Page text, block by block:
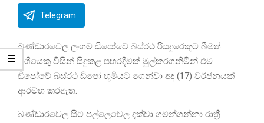
Telegram
බණ්ඩාරවෙල ලංගම ඩිපෝවේ බස්රථ රියදුරෙකුට බීමත්
මගියෙකු විසින් සිදුකළ පහරදීමක් මුල්කරගනිමින් එම
ඩිපෝවේ බස්රථ ඩිපෝ භූමියට ගෙන්වා අද (17) වර්ජනයක්
ආරම්භ කරඇත.
බණ්ඩාරවෙල සිට පල්ලෙවෙල දක්වා ගමන්ගන්නා රාත්‍රී